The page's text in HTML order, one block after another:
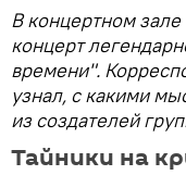
В концертном
концерт
времени".
узнал, с какими
из создателей
Тайники на